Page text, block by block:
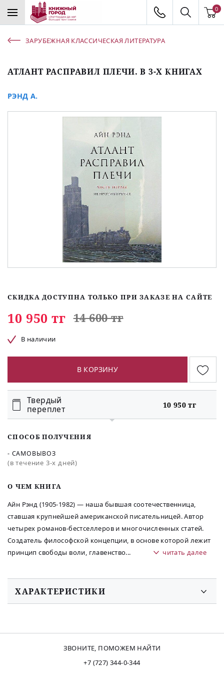
0
ЗАРУБЕЖНАЯ КЛАССИЧЕСКАЯ ЛИТЕРАТУРА
АТЛАНТ РАСПРАВИЛ ПЛЕЧИ. В 3-Х КНИГАХ
РЭНД А.
O ЧЕМ КНИГА
Айн Рэнд (1905-1982) — наша бывшая соотечественница,
ставшая крупнейшей американской писательницей. Автор
четырех романов-бестселлеров и многочисленных статей.
Создатель философской концепции, в основе которой лежит
принцип свободы воли, главенство... читать далее
СКИДКА ДОСТУПНА ТОЛЬКО ПРИ ЗАКАЗЕ НА САЙТЕ
10 950 тг 14 600 тг
В наличии
В КОРЗИНУ
Твердый
переплет
10 950 тг
СПОСОБ ПОЛУЧЕНИЯ
- САМОВЫВОЗ
(в течение 3-х дней)
ХАРАКТЕРИСТИКИ
ЗВОНИТЕ, ПОМОЖЕМ НАЙТИ
+7 (727) 344-0-344